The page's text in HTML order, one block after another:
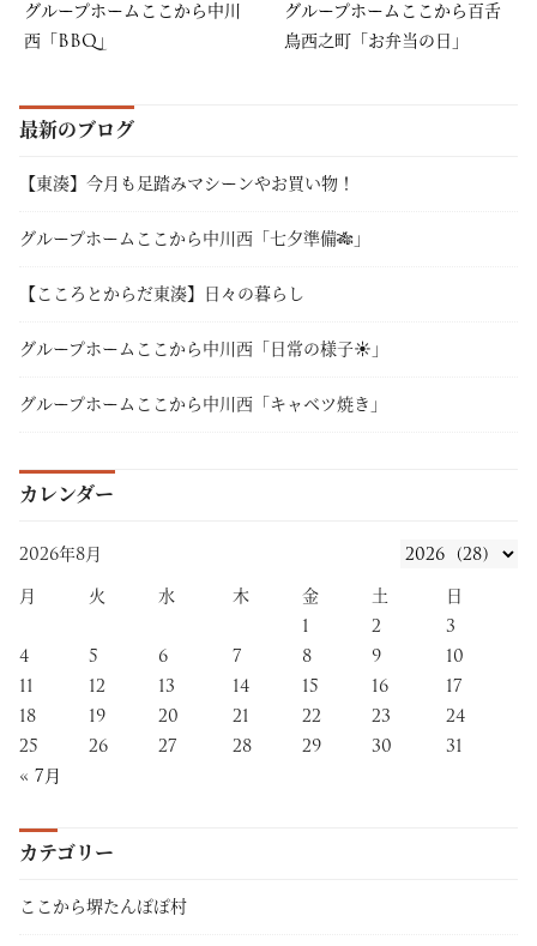
グループホームここから中川
西「BBQ」
グループホームここから百舌
鳥西之町「お弁当の日」
最新のブログ
【東湊】今月も足踏みマシーンやお買い物！
グループホームここから中川西「七夕準備🎋」
【こころとからだ東湊】日々の暮らし
グループホームここから中川西「日常の様子☀」
グループホームここから中川西「キャベツ焼き」
カレンダー
2026年8月
月
火 水 木 金 土
日
1
2
3
4
5 6 7 8 9
10
11
12 13 14 15 16
17
18
19 20 21 22 23
24
25
26 27 28 29 30
31
« 7月
カテゴリー
ここから堺たんぽぽ村